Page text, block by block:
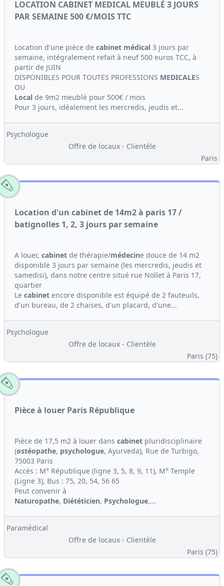
LOCATION CABINET MEDICAL MEUBLÉ 3 JOURS
PAR SEMAINE 500 €/MOIS TTC
Location d'une pièce de cabinet médical 3 jours par
semaine, intégralement refait à neuf 500 euros TCC, à
partir de JUIN
DISPONIBLES POUR TOUTES PROFESSIONS MEDICALES
OU
Local de 9m2 meublé pour 500€ / mois
Pour 3 jours, idéalement les mercredis, jeudis et...
Psychologue
Offre de locaux - Clientèle
Paris
Location d'un cabinet de 14m2 à paris 17 /
batignolles 1, 2, 3 jours par semaine
A louer, cabinet de thérapie/médecine douce de 14 m2
disponible 3 jours par semaine (les mercredis, jeudis et
samedisi), dans notre centre situé rue Nollet à Paris 17,
quartier
Le cabinet encore disponible est équipé de 2 fauteuils,
d'un bureau, de 2 chaises, d'un placard, d'une...
Psychologue
Offre de locaux - Clientèle
Paris (75)
Pièce à louer Paris République
Pièce de 17,5 m2 à louer dans cabinet pluridisciplinaire
(ostéopathe, psychologue, Ayurveda), Rue de Turbigo,
75003 Paris
Accès : M° République (ligne 3, 5, 8, 9, 11), M° Temple
(Ligne 3), Bus : 75, 20, 54, 56 65
Peut convenir à
Naturopathe, Diététicien, Psychologue,...
Paramédical
Offre de locaux - Clientèle
Paris (75)